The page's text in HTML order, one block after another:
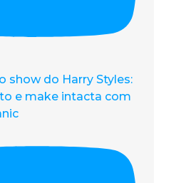
show do Harry Styles:
e make intacta com